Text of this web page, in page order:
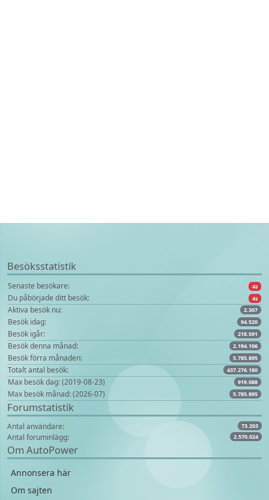
Besöksstatistik
Senaste besökare: 9s
Du påbörjade ditt besök: 9s
Aktiva besök nu: 2.307
Besök idag: 94.520
Besök igår: 218.591
Besök denna månad: 2.194.106
Besök förra månaden: 5.785.895
Totalt antal besök: 437.276.180
Max besök dag: (2019-08-23) 919.088
Max besök månad: (2026-07) 5.785.895
Forumstatistik
Antal användare: 73.203
Antal foruminlägg: 2.570.024
Om AutoPower
Annonsera här
Om sajten